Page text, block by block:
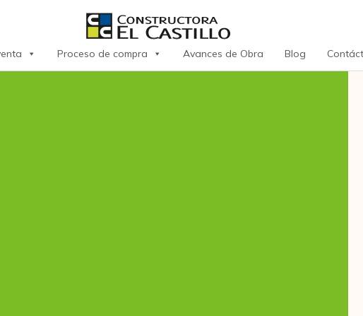
Proceso de compra Avances de Obra Blog